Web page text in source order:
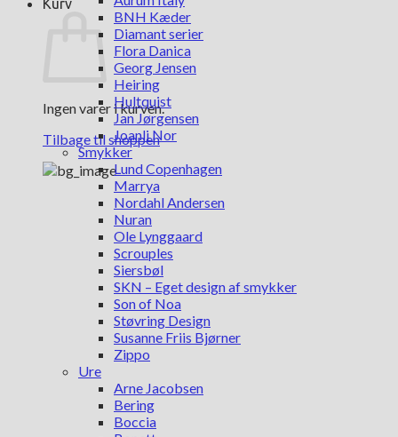
Kurv
Ingen varer i kurven.
Tilbage til shoppen
BNH Kæder
Diamant serier
Flora Danica
Georg Jensen
Heiring
Hultquist
Jan Jørgensen
Joanli Nor
Smykker
Lund Copenhagen
Marrya
Nordahl Andersen
Nuran
Ole Lynggaard
Scrouples
Siersbøl
SKN – Eget design af smykker
Son of Noa
Støvring Design
Susanne Friis Bjørner
Zippo
Ure
Arne Jacobsen
Bering
Boccia